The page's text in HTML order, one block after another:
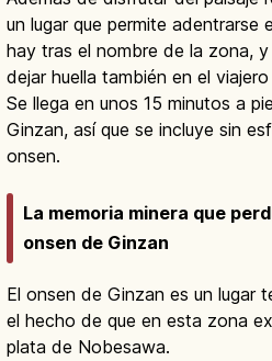
un lugar que permite adentrarse
hay tras el nombre de la zona, y
dejar huella también en el
Se llega en unos 15 minutos a
Ginzan, así que se incluye sin
onsen.
La memoria minera que
onsen de Ginzan
El onsen de Ginzan es un lugar
el hecho de que en esta zona
plata de Nobesawa.